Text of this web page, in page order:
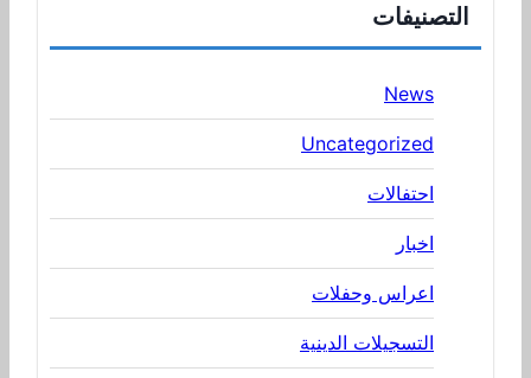
التصنيفات
News
Uncategorized
احتفالات
اخبار
اعراس وحفلات
التسجيلات الدينية